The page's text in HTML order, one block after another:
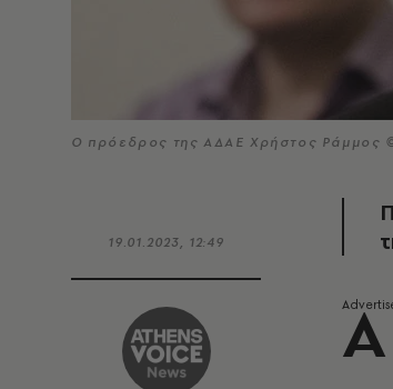
Ο πρόεδρος της ΑΔΑΕ Χρήστος Ράμμος
19.01.2023, 12:49
Α